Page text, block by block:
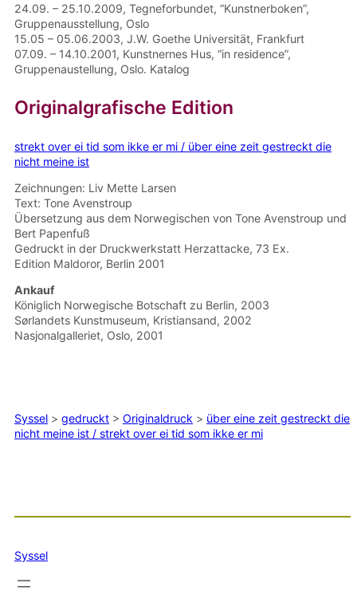
24.09. – 25.10.2009, Tegneforbundet, “Kunstnerboken”,
Gruppenausstellung, Oslo
15.05 – 05.06.2003, J.W. Goethe Universität, Frankfurt
07.09. – 14.10.2001, Kunstnernes Hus, “in residence”,
Gruppenaustellung, Oslo. Katalog
Originalgrafische Edition
strekt over ei tid som ikke er mi / über eine zeit gestreckt die
nicht meine ist
Zeichnungen: Liv Mette Larsen
Text: Tone Avenstroup
Übersetzung aus dem Norwegischen von Tone Avenstroup und
Bert Papenfuß
Gedruckt in der Druckwerkstatt Herzattacke, 73 Ex.
Edition Maldoror, Berlin 2001
Ankauf
Königlich Norwegische Botschaft zu Berlin, 2003
Sørlandets Kunstmuseum, Kristiansand, 2002
Nasjonalgalleriet, Oslo, 2001
Syssel > gedruckt > Originaldruck > über eine zeit gestreckt die
nicht meine ist / strekt over ei tid som ikke er mi
Syssel